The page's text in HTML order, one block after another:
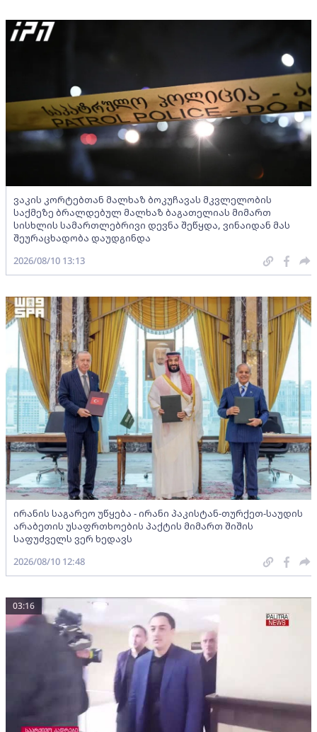
ვაკის კორტებთან მალხაზ ბოკუჩავას მკვლელობის
საქმეზე ბრალდებულ მალხაზ ბაგათელიას მიმართ
სისხლის სამართლებრივი დევნა შეწყდა, ვინაიდან მას
შეურაცხადობა დაუდგინდა
2026/08/10 13:13
ირანის საგარეო უწყება - ირანი პაკისტან-თურქეთ-საუდის
არაბეთის უსაფრთხოების პაქტის მიმართ შიშის
საფუძველს ვერ ხედავს
2026/08/10 12:48
03:16